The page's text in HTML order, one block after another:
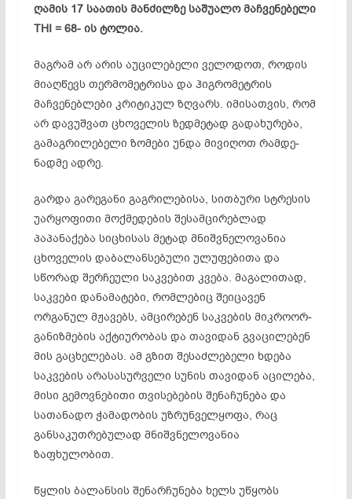
ღამის 17 საათის მანძილზე საშუალო მაჩვენებელი
THI = 68- ის ტოლია.
მაგრამ არ არის აუცილებელი ველოდოთ, როდის
მიაღწევს თერმომეტრისა და ჰიგრომეტრის
მაჩვენებლები კრიტიკულ ზღვარს. იმისათვის, რომ
არ დავუშვათ ცხო­ველის ზედმეტად გადახურება,
გამაგრილებელი ზომები უნდა მივიღოთ რამდე­
ნადმე ადრე.
გარდა გარეგანი გაგრილებისა, სითბური სტრესის
უარყოფითი მოქმედების შესამცირებლად
პაპანაქება სიცხისას მეტად მნიშვნელოვანია
ცხოველის დაბალანსე­ბული ულუფებითა და
სწორად შერჩეული საკვებით კვება. მაგალითად,
საკვები დანამატები, რომლებიც შეიცავენ
ორგანულ მჟავებს, ამცირებენ საკვების მიკროორ­
განიზმების აქტიურობას და თავიდან გვაცილებენ
მის გაცხელებას. ამ გზით შესაძლებელი ხდება
საკვების არასასურველი სუნის თავიდან აცილება,
მისი გემოვ­ნებითი თვისებების შენაჩუნება და
სათანადო ჭამადობის უზრუნველყოფა, რაც
განსაკუთრებულად მნიშვნელოვანია
ზაფხულობით.
წყლის ბალანსის შენარჩუნება ხელს უწყობს